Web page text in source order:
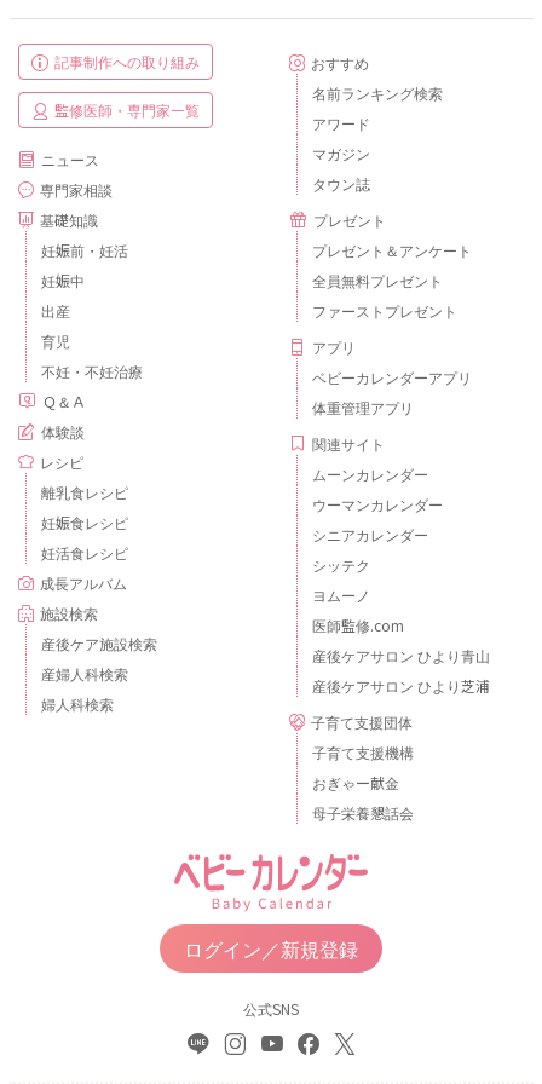
記事制作への取り組み
監修医師・専門家一覧
ニュース
専門家相談
基礎知識
妊娠前・妊活
妊娠中
出産
育児
不妊・不妊治療
Ｑ＆Ａ
体験談
レシピ
離乳食レシピ
妊娠食レシピ
妊活食レシピ
成長アルバム
施設検索
産後ケア施設検索
産婦人科検索
婦人科検索
おすすめ
名前ランキング検索
アワード
マガジン
タウン誌
プレゼント
プレゼント＆アンケート
全員無料プレゼント
ファーストプレゼント
アプリ
ベビーカレンダーアプリ
体重管理アプリ
関連サイト
ムーンカレンダー
ウーマンカレンダー
シニアカレンダー
シッテク
ヨムーノ
医師監修.com
産後ケアサロン ひより青山
産後ケアサロン ひより芝浦
子育て支援団体
子育て支援機構
おぎゃー献金
母子栄養懇話会
ログイン／新規登録
公式SNS